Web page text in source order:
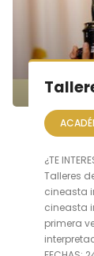
¿TE
Talleres
cineasta
cineasta
primera